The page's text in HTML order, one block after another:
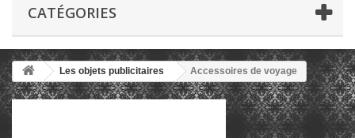
CATÉGORIES
Les objets publicitaires Accessoires de voyage